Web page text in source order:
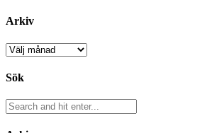
Arkiv
Arkiv
Sök